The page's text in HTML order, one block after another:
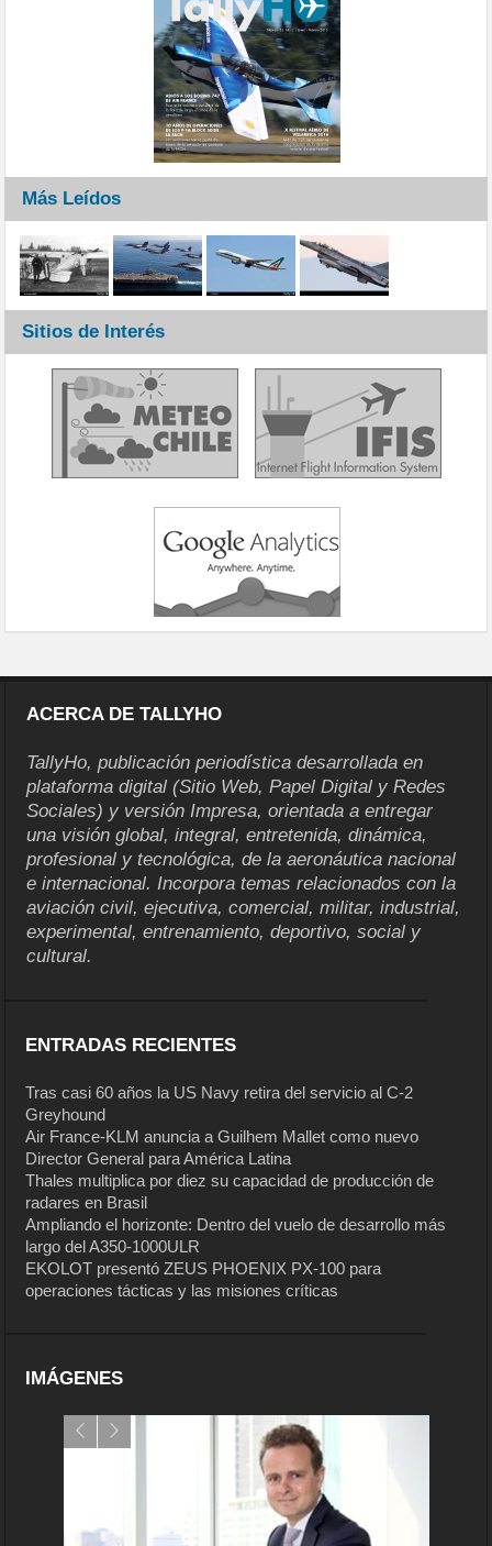
Más Leídos
Sitios de Interés
ACERCA DE TALLYHO
TallyHo, publicación periodística desarrollada en
plataforma digital (Sitio Web, Papel Digital y Redes
Sociales) y versión Impresa, orientada a entregar
una visión global, integral, entretenida, dinámica,
profesional y tecnológica, de la aeronáutica nacional
e internacional. Incorpora temas relacionados con la
aviación civil, ejecutiva, comercial, militar, industrial,
experimental, entrenamiento, deportivo, social y
cultural.
ENTRADAS RECIENTES
Tras casi 60 años la US Navy retira del servicio al C-2
Greyhound
Air France-KLM anuncia a Guilhem Mallet como nuevo
Director General para América Latina
Thales multiplica por diez su capacidad de producción de
radares en Brasil
Ampliando el horizonte: Dentro del vuelo de desarrollo más
largo del A350-1000ULR
EKOLOT presentó ZEUS PHOENIX PX-100 para
operaciones tácticas y las misiones críticas
IMÁGENES